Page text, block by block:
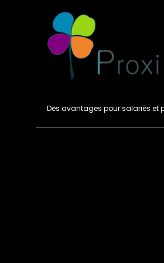
Des avantages pour salariés et